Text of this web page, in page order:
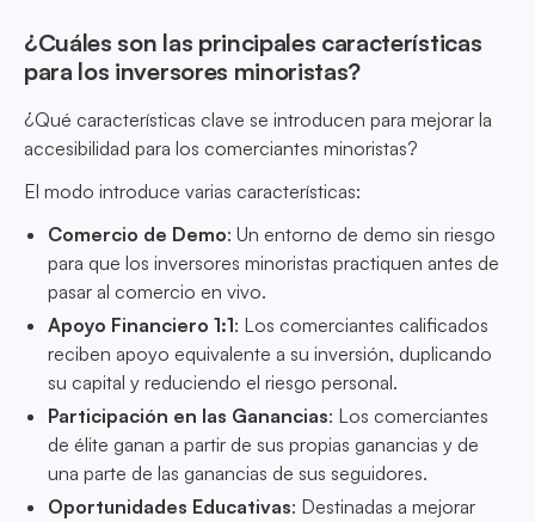
¿Cuáles son las principales características
para los inversores minoristas?
¿Qué características clave se introducen para mejorar la
accesibilidad para los comerciantes minoristas?
El modo introduce varias características:
Comercio de Demo: Un entorno de demo sin riesgo
para que los inversores minoristas practiquen antes de
pasar al comercio en vivo.
Apoyo Financiero 1:1: Los comerciantes calificados
reciben apoyo equivalente a su inversión, duplicando
su capital y reduciendo el riesgo personal.
Participación en las Ganancias: Los comerciantes
de élite ganan a partir de sus propias ganancias y de
una parte de las ganancias de sus seguidores.
Oportunidades Educativas: Destinadas a mejorar